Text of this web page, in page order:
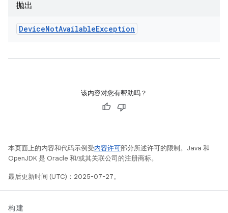
抛出
DeviceNotAvailableException
该内容对您有帮助吗？
本页面上的内容和代码示例受内容许可部分所述许可的限制。Java 和
OpenJDK 是 Oracle 和/或其关联公司的注册商标。
最后更新时间 (UTC)：2025-07-27。
构建